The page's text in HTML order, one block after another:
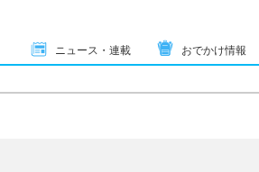
ニュース・連載 おでかけ情報